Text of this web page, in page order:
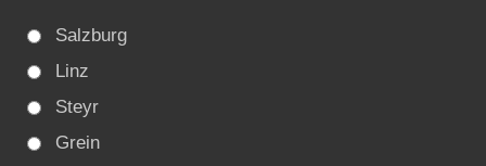
Salzburg
Linz
Steyr
Grein